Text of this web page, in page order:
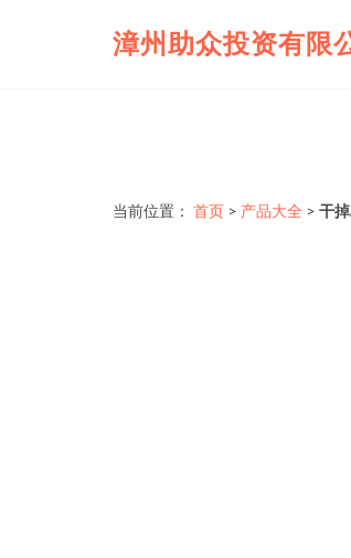
漳州助众投资有限
当前位置： 首页 > 产品大全 > 干